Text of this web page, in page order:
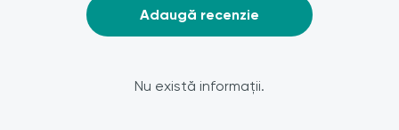
Adaugă recenzie
Nu există informații.